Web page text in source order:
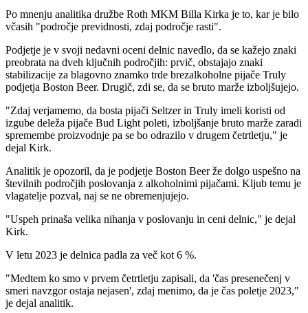
Po mnenju analitika družbe Roth MKM Billa Kirka je to, kar je bilo
včasih "področje previdnosti, zdaj področje rasti".
Podjetje je v svoji nedavni oceni delnic navedlo, da se kažejo znaki
preobrata na dveh ključnih področjih: prvič, obstajajo znaki
stabilizacije za blagovno znamko trde brezalkoholne pijače Truly
podjetja Boston Beer. Drugič, zdi se, da se bruto marže izboljšujejo.
"Zdaj verjamemo, da bosta pijači Seltzer in Truly imeli koristi od
izgube deleža pijače Bud Light poleti, izboljšanje bruto marže zaradi
spremembe proizvodnje pa se bo odrazilo v drugem četrtletju," je
dejal Kirk.
Analitik je opozoril, da je podjetje Boston Beer že dolgo uspešno na
številnih področjih poslovanja z alkoholnimi pijačami. Kljub temu je
vlagatelje pozval, naj se ne obremenjujejo.
"Uspeh prinaša velika nihanja v poslovanju in ceni delnic," je dejal
Kirk.
V letu 2023 je delnica padla za več kot 6 %.
"Medtem ko smo v prvem četrtletju zapisali, da 'čas presenečenj v
smeri navzgor ostaja nejasen', zdaj menimo, da je čas poletje 2023,"
je dejal analitik.